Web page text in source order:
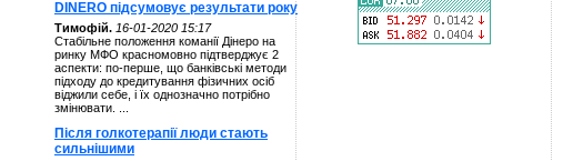
DINERO підсумовує результати року
Тимофій. 16-01-2020 15:17
Стабільне положення команії Дінеро на
ринку МФО красномовно підтверджує 2
аспекти: по-перше, що банківські методи
підходу до кредитування фізичних осіб
віджили себе, і їх однозначно потрібно
змінювати. ...
Після голкотерапії люди стають
сильнішими